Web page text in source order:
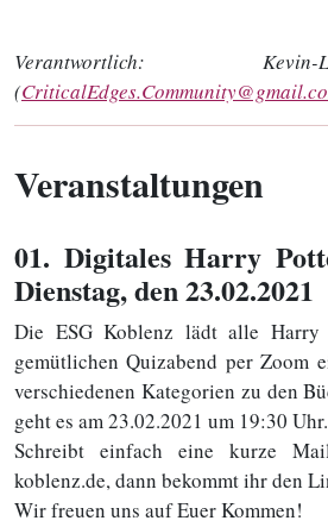
Verantwortlich: Kevin-
(
Veranstaltungen
01. Digitales Harry
Dienstag, den 23.02.2021
Die ESG Koblenz lädt alle Harry
gemütlichen Quizabend per Zoom
verschiedenen Kategorien zu den
geht es am 23.02.2021 um 19:30 Uhr.
Schreibt einfach eine kurze Mail
koblenz.de, dann bekommt ihr den
Wir freuen uns auf Euer Kommen!